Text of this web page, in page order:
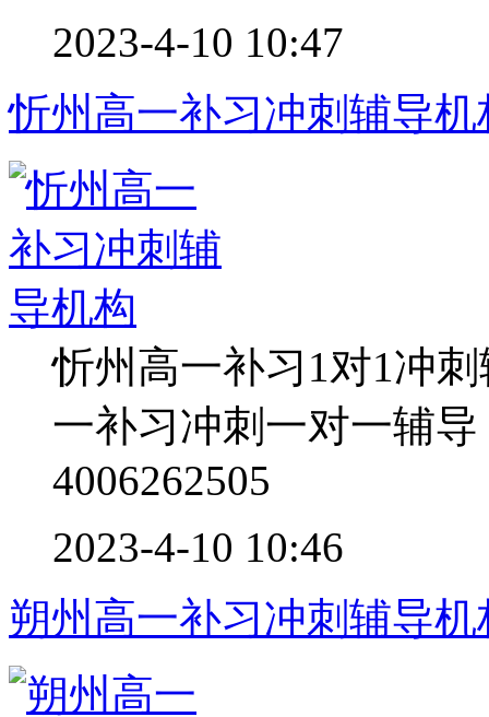
2023-4-10 10:47
忻州高一补习冲刺辅导机
忻州高一补习1对1冲
一补习冲刺一对一辅
4006262505
2023-4-10 10:46
朔州高一补习冲刺辅导机